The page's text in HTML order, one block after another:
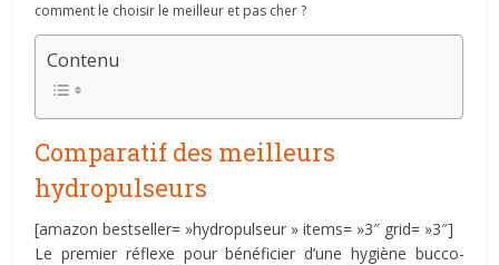
comment le choisir le meilleur et pas cher ?
Contenu
Comparatif des meilleurs
hydropulseurs
[amazon bestseller= »hydropulseur » items= »3″ grid= »3″]
Le premier réflexe pour bénéficier d’une hygiène bucco-